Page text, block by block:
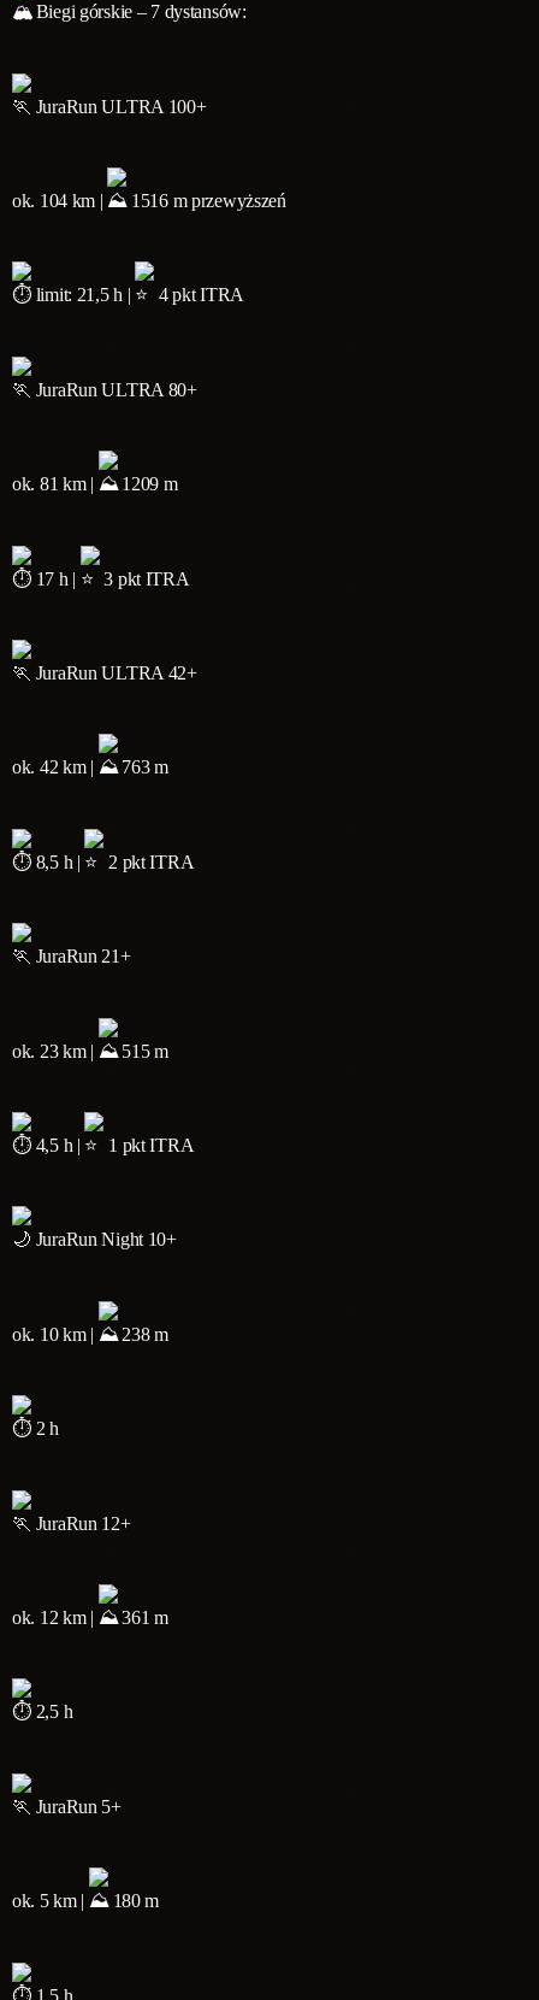
Biegi górskie – 7 dystansów:
JuraRun ULTRA 100+
ok. 104 km | 1516 m przewyższeń
limit: 21,5 h | 4 pkt ITRA
JuraRun ULTRA 80+
ok. 81 km | 1209 m
17 h | 3 pkt ITRA
JuraRun ULTRA 42+
ok. 42 km | 763 m
8,5 h | 2 pkt ITRA
JuraRun 21+
ok. 23 km | 515 m
4,5 h | 1 pkt ITRA
JuraRun Night 10+
ok. 10 km | 238 m
2 h
JuraRun 12+
ok. 12 km | 361 m
2,5 h
JuraRun 5+
ok. 5 km | 180 m
1,5 h